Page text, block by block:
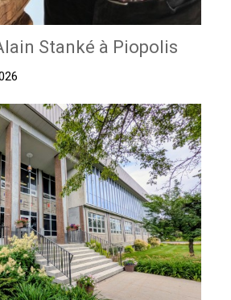
Stanké à Piopolis